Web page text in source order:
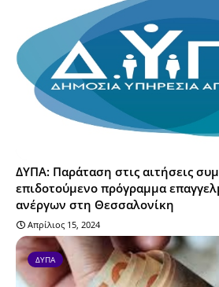
ΔΥΠΑ: Παράταση στις αιτήσεις
επιδοτούμενο πρόγραμμα
ανέργων στη Θεσσαλονίκη
Απρίλιος 15, 2024
ΔΥΠΑ